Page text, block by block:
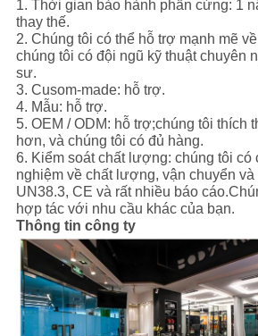
1. Thời gian bảo hành phần cứng: 1
thay thế.
2. Chúng tôi có thể hỗ trợ mạnh mẽ
chúng tôi có đội ngũ kỹ thuật chuyên
sư.
3. Cusom-made: hỗ trợ.
4. Mẫu: hỗ trợ.
5. OEM / ODM: hỗ trợ;chúng tôi thích
hơn, và chúng tôi có đủ hàng.
6. Kiểm soát chất lượng: chúng tôi có
nghiệm về chất lượng, vận chuyển
UN38.3, CE và rất nhiều báo
hợp tác với nhu cầu khác của bạn.
Thông tin công ty